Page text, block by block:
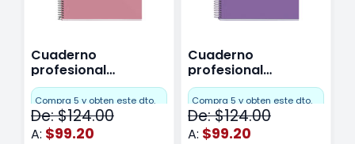
Cuaderno
profesional
Miquelrius Emotions
Cuadro Chico 80
hojas Rosa
Compra 5 y obten este dto.
De: $124.00
A: $99.20
Cuaderno
profesional
Miquelrius Emotions
raya 80 hojas
Purpura
Compra 5 y obten este dto.
De: $124.00
A: $99.20